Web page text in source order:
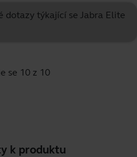
dotazy týkající se Jabra Elite
se 10 z 10
k produktu